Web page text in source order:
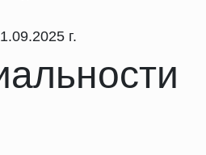
г.